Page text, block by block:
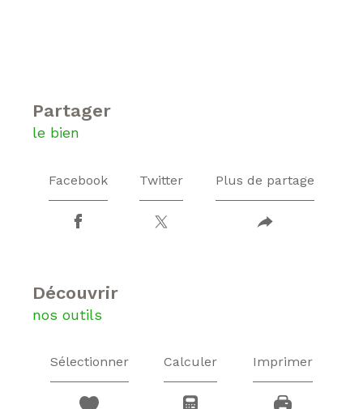
partager
le bien
Facebook Twitter Plus de partage
découvrir
nos outils
Sélectionner Calculer Imprimer